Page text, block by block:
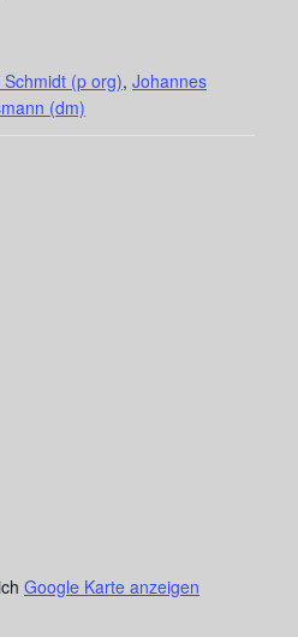
Schmidt (p org), Johannes
(dm)
Google Karte anzeigen